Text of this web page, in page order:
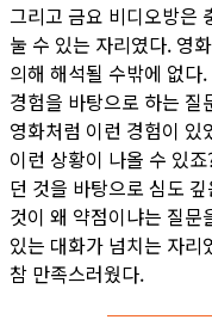
그리고 금요 비디오방은
눌 수 있는 자리였다. 영
의해 해석될 수밖에 없다
경험을 바탕으로 하는
영화처럼 이런 경험이
이런 상황이 나올 수 있
던 것을 바탕으로 심도
것이 왜 약점이냐는 질문
있는 대화가 넘치는 자리
참 만족스러웠다.